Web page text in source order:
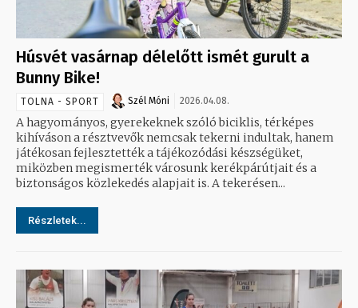
Húsvét vasárnap délelőtt ismét gurult a
Bunny Bike!
TOLNA - SPORT Szél Móni 2026.04.08.
A hagyományos, gyerekeknek szóló biciklis, térképes
kihíváson a résztvevők nemcsak tekerni indultak, hanem
játékosan fejlesztették a tájékozódási készségüket,
miközben megismerték városunk kerékpárútjait és a
biztonságos közlekedés alapjait is. A tekerésen...
Részletek...